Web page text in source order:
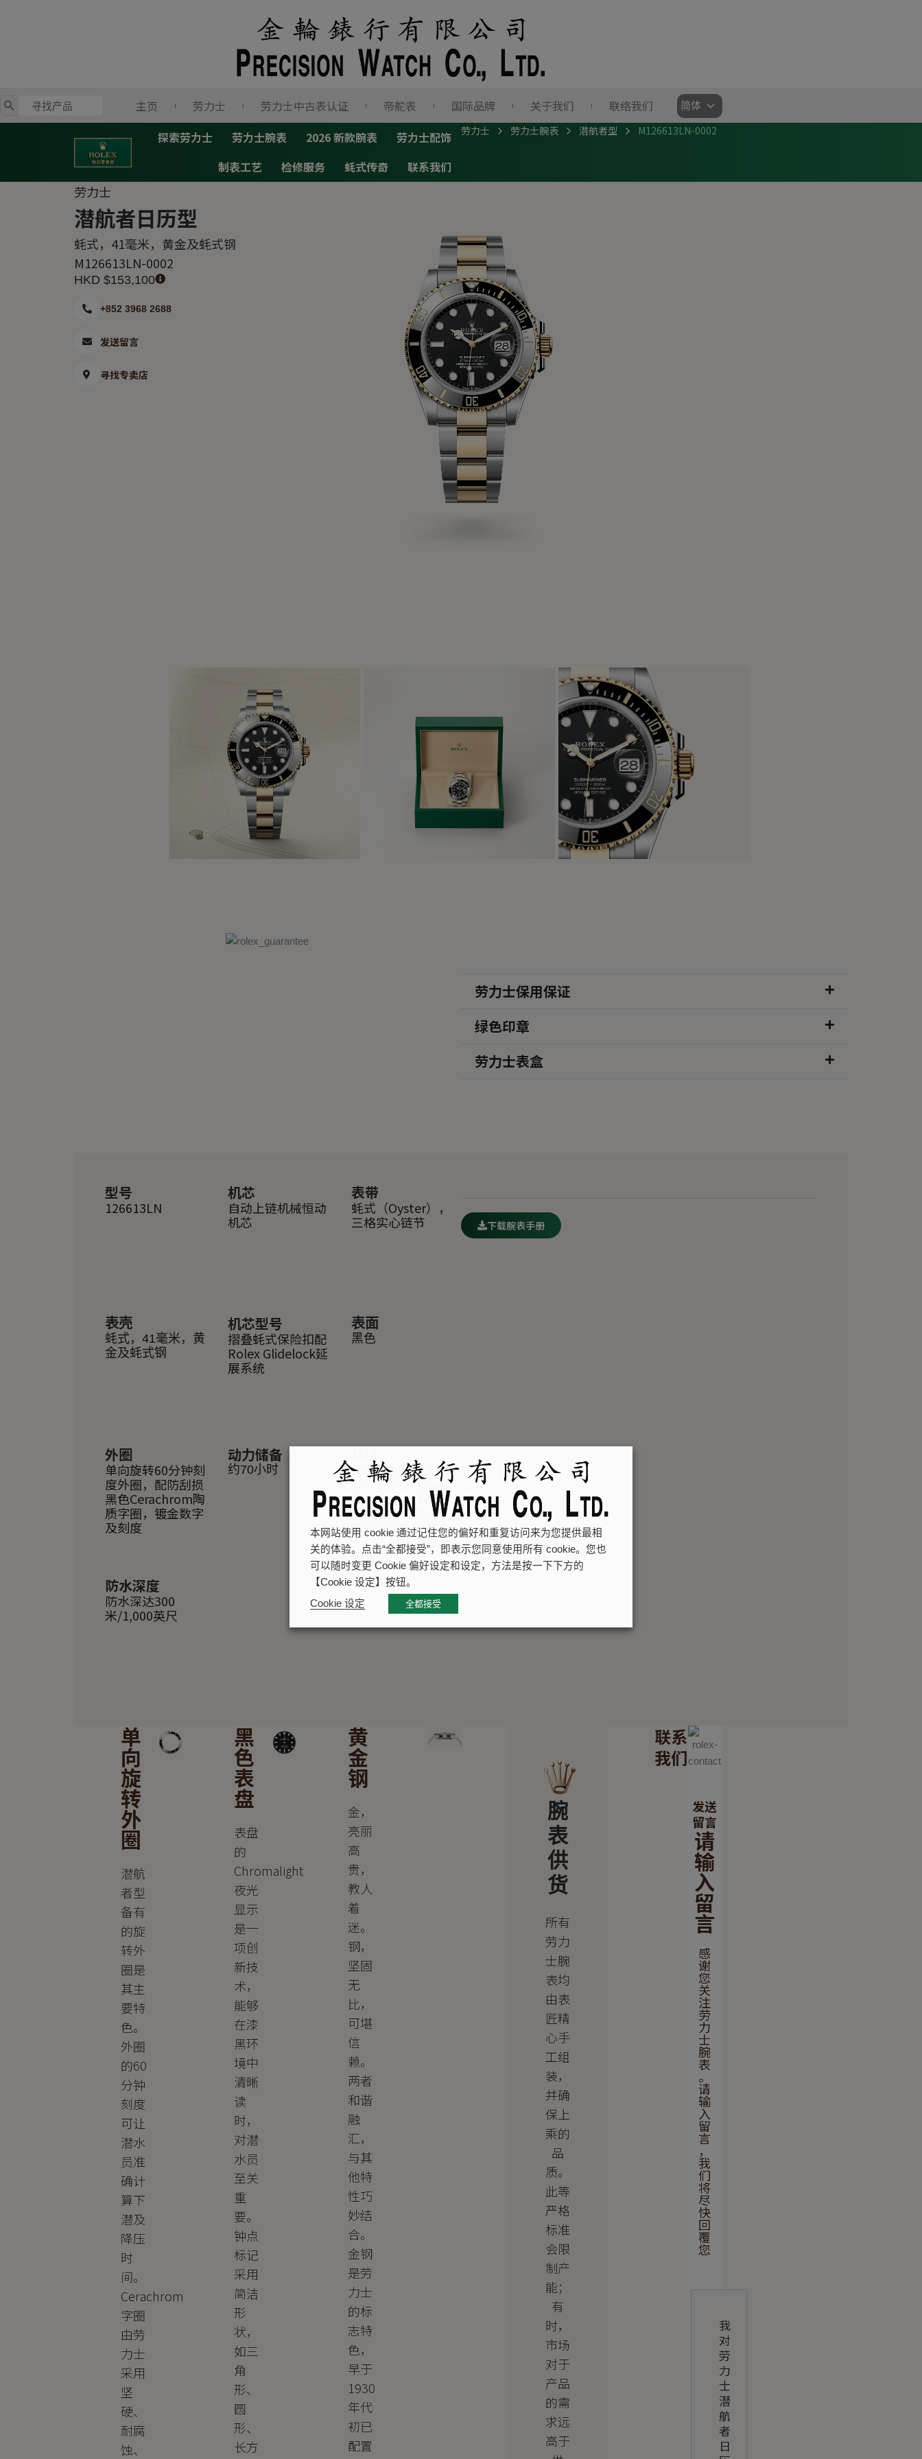
主页 劳力士 劳力士中古表认证 帝舵表 国际品牌 关于我们 联络我们
选
择
语
探索劳力士 劳力士腕表 2026 新款腕表
劳力士配饰
制表工艺
检修服务 蚝式传奇 联系我们
劳力士 劳力士腕表 潜航者型 M126613LN-0002
劳力士
潜航者日历型
蚝式，41毫米，黄金及蚝式钢
M126613LN-0002
HKD $153,100
+852 3968 2688
发送留言
寻找专卖店
劳力士保用保证
绿色印章
劳力士表盒
型号
126613LN
机芯
自动上链机械恒动
机芯
表带
蚝式（Oyster），
三格实心链节
表壳
蚝式，41毫米，黄
金及蚝式钢
机芯型号
摺叠蚝式保险扣配
Rolex Glidelock延
展系统
表面
黑色
外圈
单向旋转60分钟刻
度外圈，配防刮损
黑色Cerachrom陶
质字圈，镀金数字
及刻度
动力储备
约70小时
超卓天文台精密时
计（Superlative
Chronometer）：
瑞士官方天文台认
证（COSC）+劳力
士认证（机芯装进
表壳后）
防水深度
防水深达300
米/1,000英尺
下载腕表手册
单
向
旋
转
外
圈
潜航
者型
备有
的旋
转外
圈是
其主
要特
色。
外圈
的60
分钟
刻度
可让
潜水
员准
确计
算下
潜及
降压
时
间。
Cerachrom
字圈
由劳
力士
采用
坚
硬、
耐腐
蚀、
黑
色
表
盘
表盘
的
Chromalight
夜光
显示
是一
项创
新技
术，
能够
在漆
黑环
境中
清晰
读
时，
对潜
水员
至关
重
要。
钟点
标记
采用
简洁
形
状，
如三
角
形、
圆
形、
长方
黄
金
钢
金，
亮丽
高
贵，
教人
着
迷。
钢，
坚固
无
比，
可堪
信
赖。
两者
和谐
融
汇，
与其
他特
性巧
妙结
合。
金钢
是劳
力士
的标
志特
色，
早于
1930
年代
初已
配置
腕
表
供
货
所有
劳力
士腕
表均
由表
匠精
心手
工组
装，
并确
保上
乘的
品
质。
此等
严格
标准
会限
制产
能；
有
时，
市场
对于
产品
的需
求远
高于
联系
我们
发送
留言
请
输
入
留
言
感
谢
您
关
注
劳
力
士
腕
表
。
请
输
入
留
言
，
我
们
将
尽
快
回
覆
您
本网站使用 cookie 通过记住您的偏好和重复访问来为您提供最相
关的体验。点击“全都接受”，即表示您同意使用所有 cookie。您也
可以随时变更 Cookie 偏好设定和设定，方法是按一下下方的
【Cookie 设定】按钮。
Cookie 设定
全都接受